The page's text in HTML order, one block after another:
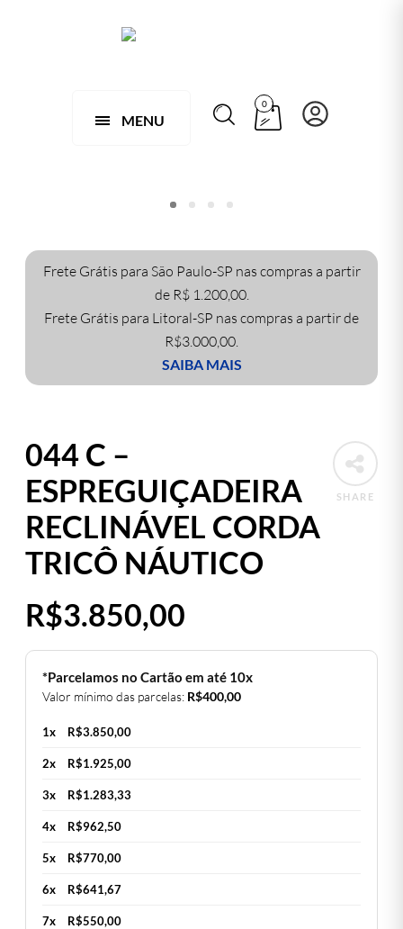
MENU
0
Frete Grátis para São Paulo-SP nas compras a partir
de R$ 1.200,00.
Frete Grátis para Litoral-SP nas compras a partir de
R$3.000,00.
SAIBA MAIS
SHARE
044 C –
ESPREGUIÇADEIRA
RECLINÁVEL CORDA
TRICÔ NÁUTICO
R$3.850,00
*Parcelamos no Cartão em até 10x
Valor mínimo das parcelas: R$400,00
1x R$3.850,00
2x R$1.925,00
3x R$1.283,33
4x R$962,50
5x R$770,00
6x R$641,67
7x R$550,00